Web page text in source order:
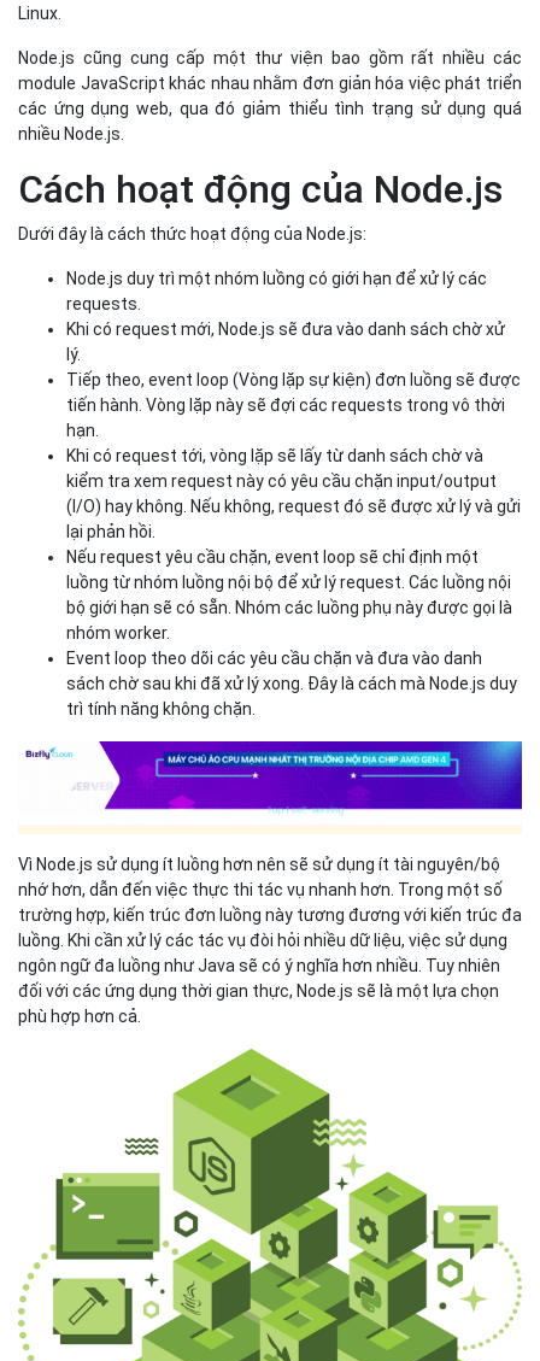
Linux.
Node.js cũng cung cấp một thư viện bao gồm rất nhiều các
module JavaScript khác nhau nhằm đơn giản hóa việc phát triển
các ứng dụng web, qua đó giảm thiểu tình trạng sử dụng quá
nhiều Node.js.
Cách hoạt động của Node.js
Dưới đây là cách thức hoạt động của Node.js:
Node.js duy trì một nhóm luồng có giới hạn để xử lý các
requests.
Khi có request mới, Node.js sẽ đưa vào danh sách chờ xử
lý.
Tiếp theo, event loop (Vòng lặp sự kiện) đơn luồng sẽ được
tiến hành. Vòng lặp này sẽ đợi các requests trong vô thời
hạn.
Khi có request tới, vòng lặp sẽ lấy từ danh sách chờ và
kiểm tra xem request này có yêu cầu chặn input/output
(I/O) hay không. Nếu không, request đó sẽ được xử lý và gửi
lại phản hồi.
Nếu request yêu cầu chặn, event loop sẽ chỉ định một
luồng từ nhóm luồng nội bộ để xử lý request. Các luồng nội
bộ giới hạn sẽ có sẵn. Nhóm các luồng phụ này được gọi là
nhóm worker.
Event loop theo dõi các yêu cầu chặn và đưa vào danh
sách chờ sau khi đã xử lý xong. Đây là cách mà Node.js duy
trì tính năng không chặn.
Vì Node.js sử dụng ít luồng hơn nên sẽ sử dụng ít tài nguyên/bộ
nhớ hơn, dẫn đến việc thực thi tác vụ nhanh hơn. Trong một số
trường hợp, kiến trúc đơn luồng này tương đương với kiến trúc đa
luồng. Khi cần xử lý các tác vụ đòi hỏi nhiều dữ liệu, việc sử dụng
ngôn ngữ đa luồng như Java sẽ có ý nghĩa hơn nhiều. Tuy nhiên
đối với các ứng dụng thời gian thực, Node.js sẽ là một lựa chọn
phù hợp hơn cả.